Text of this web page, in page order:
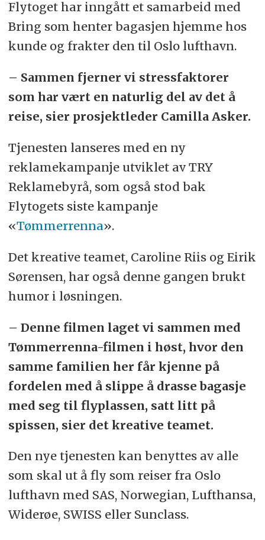
Flytoget har inngått et samarbeid med
Bring som henter bagasjen hjemme hos
kunde og frakter den til Oslo lufthavn.
– Sammen fjerner vi stressfaktorer
som har vært en naturlig del av det å
reise, sier prosjektleder Camilla Asker.
Tjenesten lanseres med en ny
reklamekampanje utviklet av TRY
Reklamebyrå, som også stod bak
Flytogets siste kampanje
«Tømmerrenna».
Det kreative teamet, Caroline Riis og Eirik
Sørensen, har også denne gangen brukt
humor i løsningen.
– Denne filmen laget vi sammen med
Tømmerrenna-filmen i høst, hvor den
samme familien her får kjenne på
fordelen med å slippe å drasse bagasje
med seg til flyplassen, satt litt på
spissen, sier det kreative teamet.
Den nye tjenesten kan benyttes av alle
som skal ut å fly som reiser fra Oslo
lufthavn med SAS, Norwegian, Lufthansa,
Widerøe, SWISS eller Sunclass.